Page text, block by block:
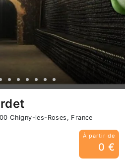
Chigny-les-Roses, France
À partir de
0 €